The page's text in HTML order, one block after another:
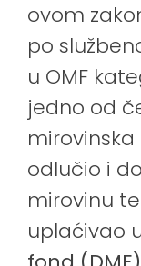
ovom
po
u OMF
jedno od
odlučio i
mirovinu
uplaćivao